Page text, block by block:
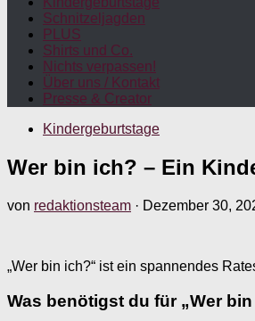
Schnitzeljagden
PLUS
Shirts und Co.
Nichts verpassen!
Über uns / Kontakt
Presse & Creator
Kindergeburtstage
Wer bin ich? – Ein
von redaktionsteam · Dezember 30,
„Wer bin ich?“ ist ein spannendes
Was benötigst du für „Wer